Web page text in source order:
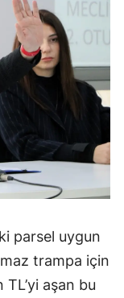
parsel uygun
trampa için
aşan bu